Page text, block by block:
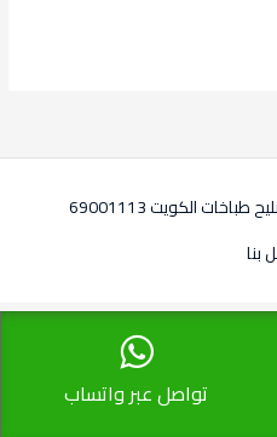
طباخات الكويت 69001113
بنا
تواصل عبر واتساب